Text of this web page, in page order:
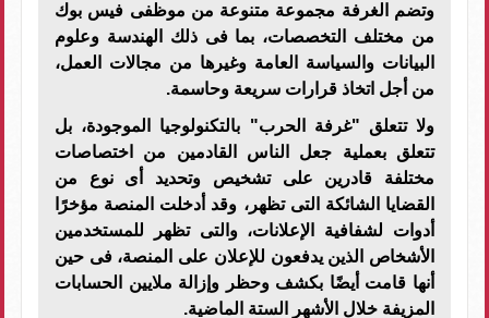
وتضم الغرفة مجموعة متنوعة من موظفى فيس بوك
من مختلف التخصصات، بما فى ذلك الهندسة وعلوم
البيانات والسياسة العامة وغيرها من مجالات العمل،
من أجل اتخاذ قرارات سريعة وحاسمة.
ولا تتعلق "غرفة الحرب" بالتكنولوجيا الموجودة، بل
تتعلق بعملية جعل الناس القادمين من اختصاصات
مختلفة قادرين على تشخيص وتحديد أى نوع من
القضايا الشائكة التى تظهر، وقد أدخلت المنصة مؤخرًا
أدوات لشفافية الإعلانات، والتى تظهر للمستخدمين
الأشخاص الذين يدفعون للإعلان على المنصة، فى حين
أنها قامت أيضًا بكشف وحظر وإزالة ملايين الحسابات
المزيفة خلال الأشهر الستة الماضية.